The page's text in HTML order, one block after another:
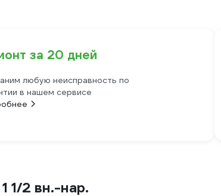
за 20 дней
любую неисправность по
в нашем сервисе
1/2 вн.-нар.